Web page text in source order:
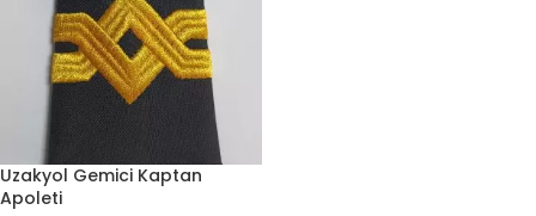
Uzakyol Gemici Kaptan
Apoleti